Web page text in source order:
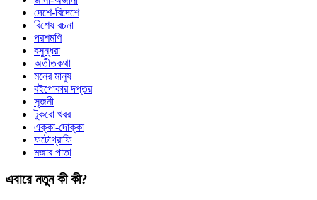
দেশে-বিদেশে
বিশেষ রচনা
পরশমণি
বসুন্ধরা
অতীতকথা
মনের মানুষ
বইপোকার দপ্তর
সৃজনী
টুকরো খবর
এক্কা-দোক্কা
ফটোগ্রাফি
মজার পাতা
এবারে নতুন কী কী?